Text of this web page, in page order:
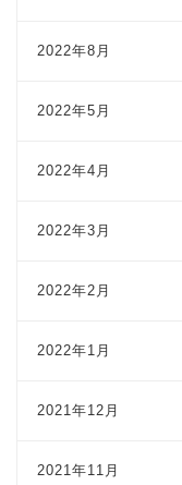
2022年8月
2022年5月
2022年4月
2022年3月
2022年2月
2022年1月
2021年12月
2021年11月